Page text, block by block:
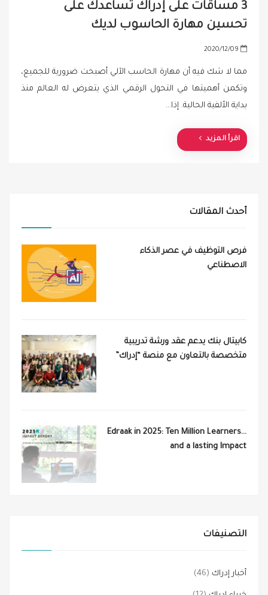
3 مساقات على إدراك تساعدك على
تحسين مهارة الحاسوب لديك
P
t
e
o
n
2020/12/09
مما لا شك فيه أن مهارة الحاسب الآلي أصبحت ضرورية للجميع،
وتكمن أهميتها في التحول الرقمي الذي يتعرض له العالم منذ
بداية الألفية الحالية. إذا…
اقرأ المزيد
أحدث المقالات
فرص التوظيف في عصر الذكاء
الاصطناعي
كابيتال بنك يدعم عقد ورشة تدريبية
متخصصة بالتعاون مع منصة “إدراك”
Edraak in 2025: Ten Million Learners…
and a lasting Impact
التصنيفات
أخبار إدراك (46)